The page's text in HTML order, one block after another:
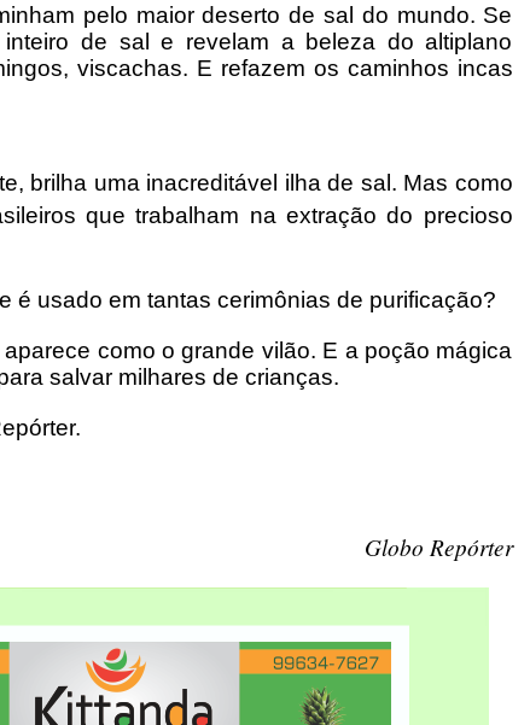
pelo maior deserto de sal do mundo. Se
inteiro de sal e revelam a beleza do altiplano
viscachas. E refazem os caminhos incas
brilha uma inacreditável ilha de sal. Mas como
que trabalham na extração do precioso
é usado em tantas cerimônias de purificação?
como o grande vilão. E a poção mágica
salvar milhares de crianças.
Globo Repórter